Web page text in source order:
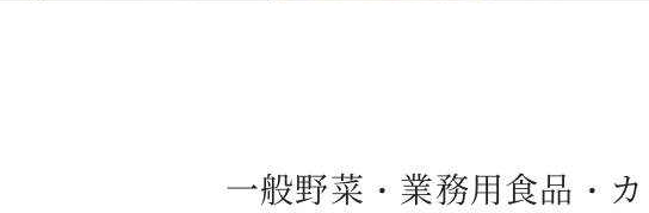
一般野菜・業務用食品・